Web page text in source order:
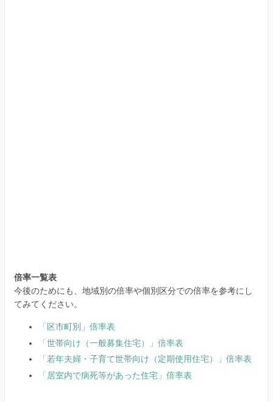
倍率一覧表
今後のためにも、地域別の倍率や個別区分での倍率を参考にし
てみてください。
「区市町別」倍率表
「世帯向け（一般募集住宅）」倍率表
「若年夫婦・子育て世帯向け（定期使用住宅）」倍率表
「居室内で病死等があった住宅」倍率表